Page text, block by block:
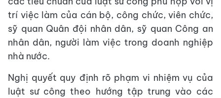
trí việc làm của cán bộ, công chức, viên chức,
sỹ quan Quân đội nhân dân, sỹ quan Công an
nhân dân, người làm việc trong doanh nghiệp
nhà nước.
Nghị quyết quy định rõ phạm vi nhiệm vụ của
luật sư công theo hướng tập trung vào các